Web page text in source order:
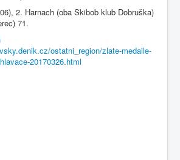
2. Harnach (oba Skibob klub Dobruška)
71.
ostatni_region/zlate-medaile-
20170326.html